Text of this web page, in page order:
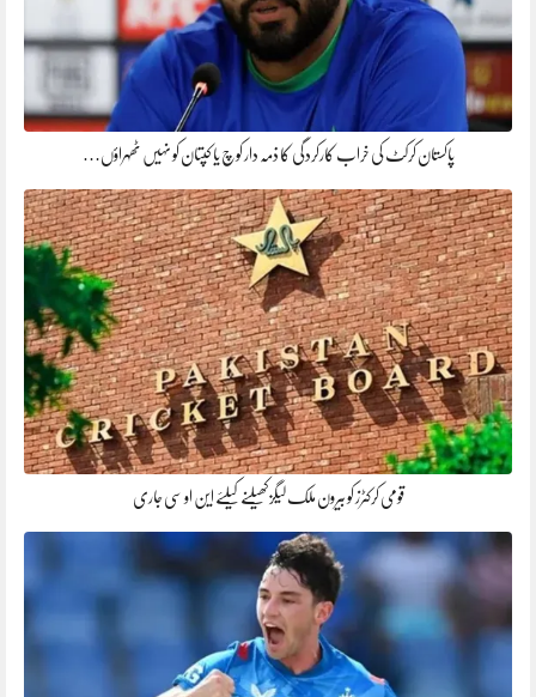
پاکستان کرکٹ کی خراب کارکردگی کا ذمہ دار کوچ یا کپتان کو نہیں ٹھہراؤں…
قومی کرکٹرز کو بیرون ملک لیگز کھیلنے کیلئے این او سی جاری